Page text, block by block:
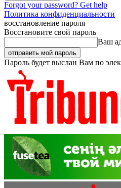
Forgot your password? Get help
Политика конфиденциальности
восстановление пароля
Восстановите свой пароль
Ваш
Пароль будет выслан Вам по